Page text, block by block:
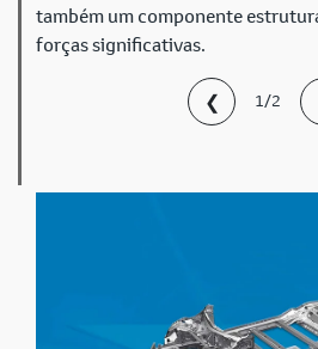
também um componente
forças significativas.
❮ 1/2